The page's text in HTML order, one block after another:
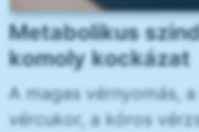
Metabolikus
komoly kockázat
A magas vérnyomás,
vércukor, a kóros